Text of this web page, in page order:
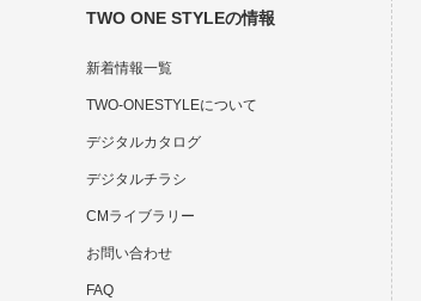
TWO ONE STYLEの情報
新着情報一覧
TWO-ONESTYLEについて
デジタルカタログ
デジタルチラシ
CMライブラリー
お問い合わせ
FAQ